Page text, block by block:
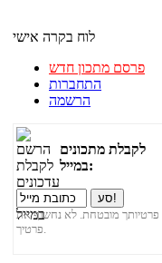
לוח בקרה אישי
פרסם מתכון חדש
התחברות
הרשמה
לקבלת מתכונים
במייל:
פרטיותך מובטחת. לא נחשוף את
פרטיך.